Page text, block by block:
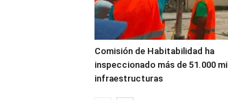
Comisión de Habitabilidad ha
inspeccionado más de 51.000 mil
infraestructuras